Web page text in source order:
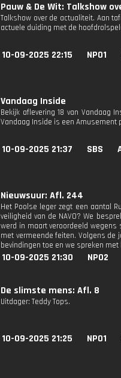
Pauw & De Wit: Talkshow
Talkshow over de actualiteit. Aan
actuele duiding met de
10-09-2025 22:15 NPO1
Vandaag Inside
Bekijk aflevering 18 van Vandaag
Vandaag Inside is een Amusement
10-09-2025 21:37 SBS
Nieuwsuur: Afl. 244
Het Poolse leger zegt een aantal
veiligheid van de NAVO? We
werd in maart veroordeeld
met vermeende feiten. Volgens de
bevindingen toe en we spreken
10-09-2025 21:30 NPO2
De slimste mens: Afl. 8
Uitdager: Teddy Tops.
10-09-2025 21:25 NPO1